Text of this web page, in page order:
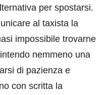
per spostarsi.
al taxista la
impossibile trovarne
nemmeno una
di pazienza e
con scritta la